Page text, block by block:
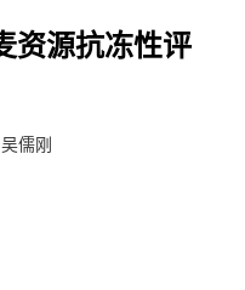
资源抗冻性评
儒刚